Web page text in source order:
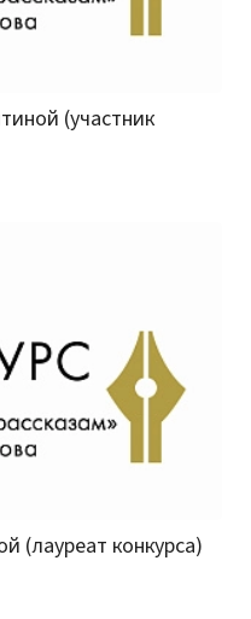
(участник
(лауреат конкурса)